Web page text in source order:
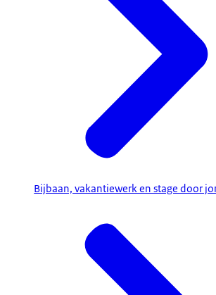
Bijbaan, vakantiewerk en stage door